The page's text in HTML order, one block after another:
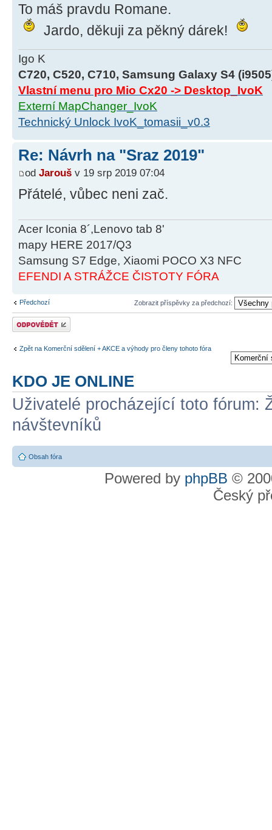
To máš pravdu Romane.
Jardo, děkuji za pěkný dárek!
Igo K
C720, C520, C710, Samsung Galaxy S4
Vlastní menu pro Mio Cx20 -> Desktop_IvoK
Externí MapChanger_IvoK
Technický Unlock IvoK_tomasii_v0.3
Re: Návrh na "Sraz 2019"
od Jarouš v 19 srp 2019 07:04
Přátelé, vůbec neni zač.
Acer Iconia 8´,Lenovo tab 8'
mapy HERE 2017/Q3
Samsung S7 Edge, Xiaomi POCO X3 NFC
EFENDI A STRÁŽCE ČISTOTY FÓRA
Předchozí Zobrazit příspěvky za předchozí:
Odeslat odpověď
Zpět na Komerční sdělení + AKCE a výhody pro členy tohoto fóra
KDO JE ONLINE
Uživatelé procházející toto fórum:
návštevníků
Obsah fóra
Powered by phpBB ©
Český